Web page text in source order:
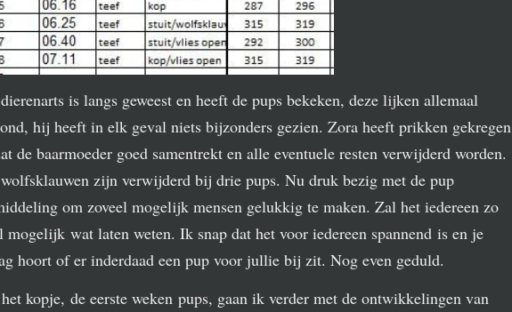
is langs geweest en heeft de pups bekeken, deze lijken allemaal
hij heeft in elk geval niets bijzonders gezien. Zora heeft prikken gekregen
de baarmoeder goed samentrekt en alle eventuele resten verwijderd worden.
zijn verwijderd bij drie pups. Nu druk bezig met de pup
om zoveel mogelijk mensen gelukkig te maken. Zal het iedereen zo
mogelijk wat laten weten. Ik snap dat het voor iedereen spannend is en je
hoort of er inderdaad een pup voor jullie bij zit. Nog even geduld.
kopje, de eerste weken pups, gaan ik verder met de ontwikkelingen van